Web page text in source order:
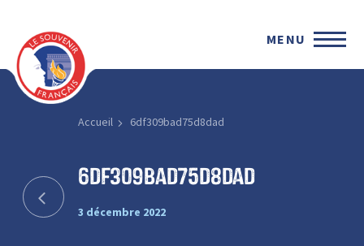
MENU
Accueil 6df309bad75d8dad
6df309bad75d8dad
3 décembre 2022